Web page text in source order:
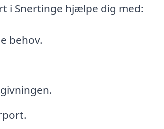
i Snertinge hjælpe dig med:
behov.